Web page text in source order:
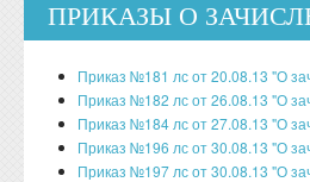
ПРИКАЗЫ О
Приказ №181 лс от 20.08.13 "О
Приказ №182 лс от 26.08.13 "О
Приказ №184 лс от 27.08.13 "О
Приказ №196 лс от 30.08.13 "О
Приказ №197 лс от 30.08.13 "О